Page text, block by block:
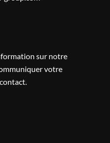
sur notre
votre